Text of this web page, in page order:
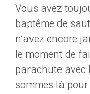
Vous avez
baptême de
n’avez encore
le moment de
parachute avec
sommes là